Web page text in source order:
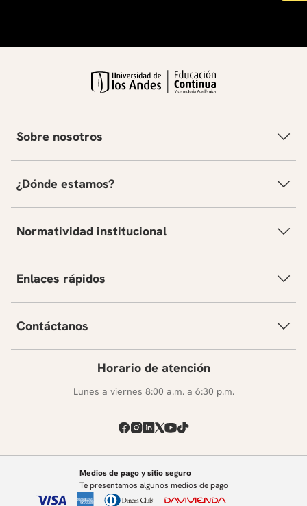
Sobre nosotros
¿Dónde estamos?
Normatividad institucional
Enlaces rápidos
Contáctanos
Horario de atención
Lunes a viernes 8:00 a.m. a 6:30 p.m.
Medios de pago y sitio seguro
Te presentamos algunos medios de pago